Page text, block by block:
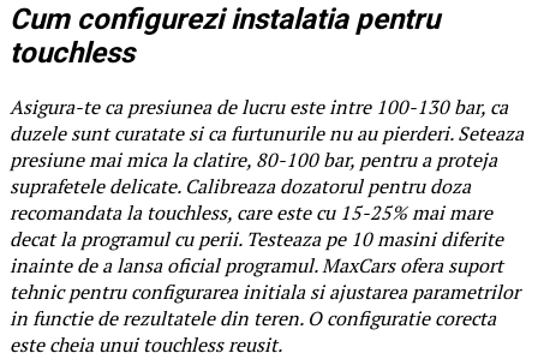
Cum configurezi instalatia pentru
touchless
Asigura-te ca presiunea de lucru este intre 100-130 bar, ca
duzele sunt curatate si ca furtunurile nu au pierderi. Seteaza
presiune mai mica la clatire, 80-100 bar, pentru a proteja
suprafetele delicate. Calibreaza dozatorul pentru doza
recomandata la touchless, care este cu 15-25% mai mare
decat la programul cu perii. Testeaza pe 10 masini diferite
inainte de a lansa oficial programul. MaxCars ofera suport
tehnic pentru configurarea initiala si ajustarea parametrilor
in functie de rezultatele din teren. O configuratie corecta
este cheia unui touchless reusit.